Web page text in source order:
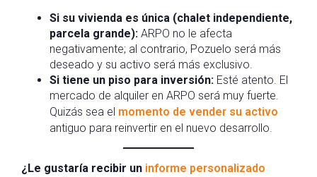
Si su vivienda es única (chalet independiente,
parcela grande): ARPO no le afecta
negativamente; al contrario, Pozuelo será más
deseado y su activo será más exclusivo.
Si tiene un piso para inversión: Esté atento. El
mercado de alquiler en ARPO será muy fuerte.
Quizás sea el momento de vender su activo
antiguo para reinvertir en el nuevo desarrollo.
¿Le gustaría recibir un informe personalizado